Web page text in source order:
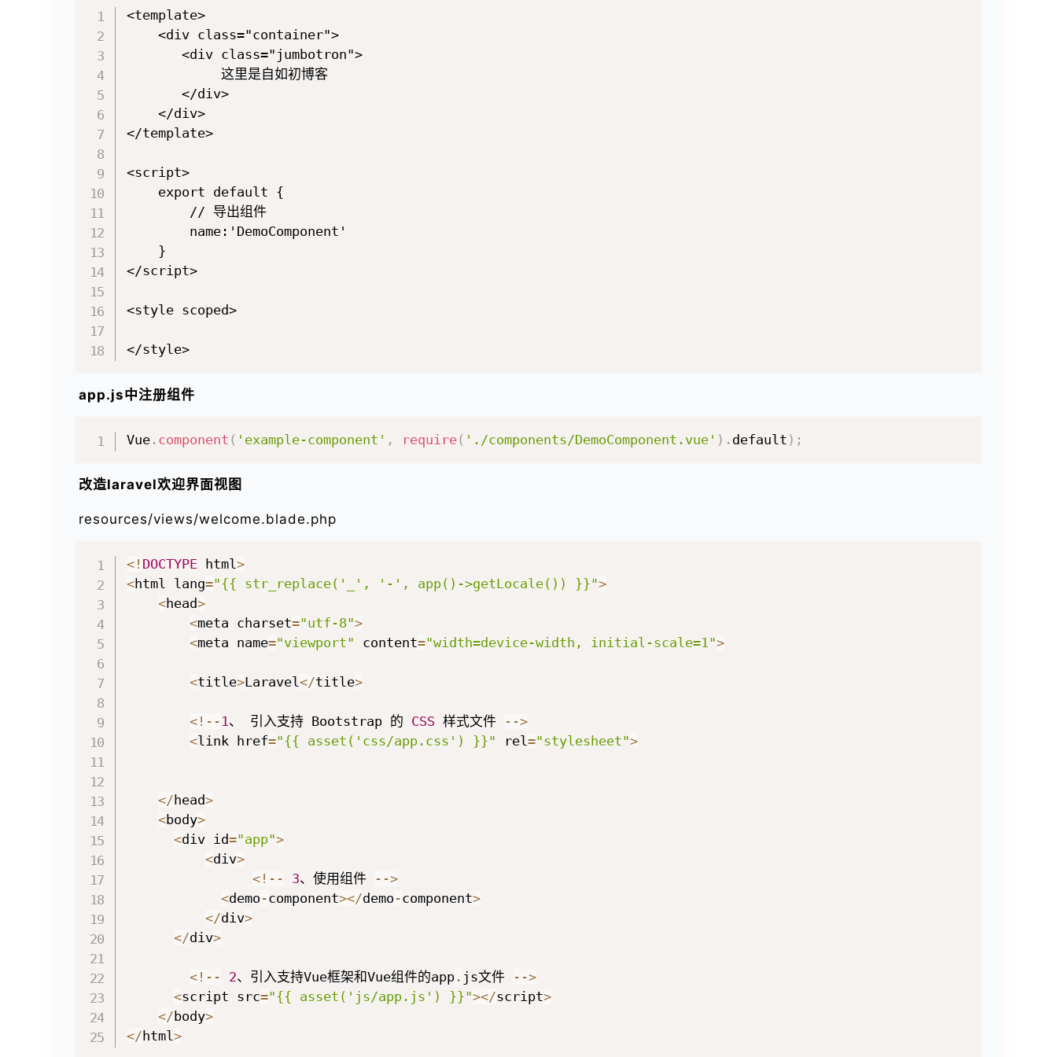
<template>
</template>
<script>
</script>
<style scoped>
</style>
app.js中注册组件
Vue. component ( 'example-component' , require( './components/DemoComponent.vue' ) . default ) ;
改造laravel欢迎界面视图
resources/views/welcome.blade.php
<! DOCTYPE html>
<html lang="{{ str_replace('_', '-', app()->getLocale()) }}">
<head>
<meta charset="utf-8">
<meta name="viewport" content="width=device-width, initial-scale=1">
<title>Laravel</title>
<! -- 1、 引入支持 Bootstrap 的 CSS 样式文件 -->
<link href="{{ asset('css/app.css') }}" rel="stylesheet">
</ head>
<body>
<div id="app">
<div>
<! -- 3、使用组件 -->
<demo -component></demo -component>
</div>
</div>
<! -- 2、引入支持Vue框架和Vue组件的app. js文件 -->
<script src="{{ asset('js/app.js') }}"></script>
</ body>
</ html>